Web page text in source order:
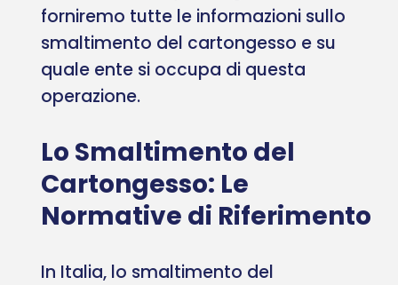
forniremo tutte le informazioni sullo
smaltimento del cartongesso e su
quale ente si occupa di questa
operazione.
Lo Smaltimento del
Cartongesso: Le
Normative di Riferimento
In Italia, lo smaltimento del